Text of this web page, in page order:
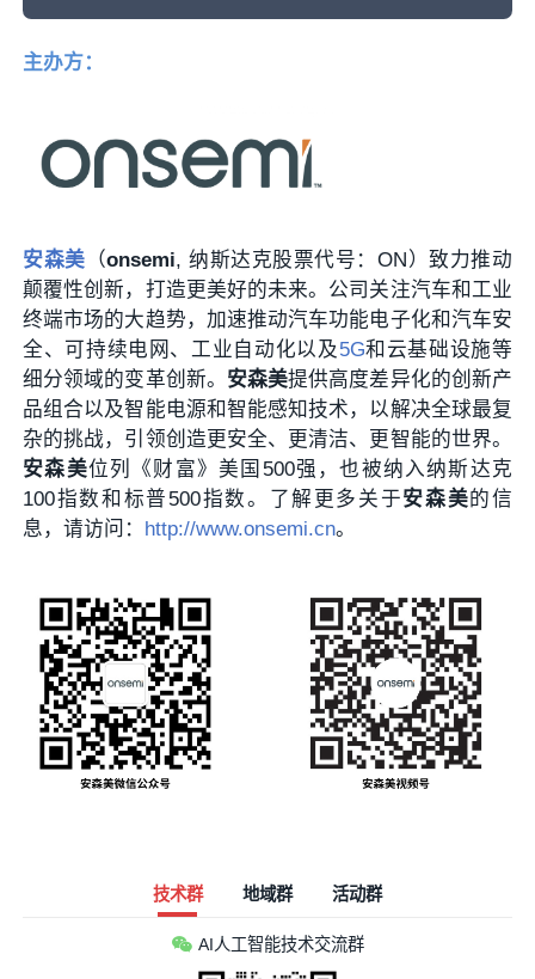
主办方：
安森美 （onsemi, 纳斯达克股票代号：ON）致力推动
颠覆性创新，打造更美好的未来。公司关注汽车和工业
终端市场的大趋势，加速推动汽车功能电子化和汽车安
全、可持续电网、工业自动化以及 5G和云基础设施等
细分领域的变革创新。 安森美提供高度差异化的创新产
品组合以及智能电源和智能感知技术，以解决全球最复
杂的挑战，引领创造更安全、更清洁、更智能的世界。
安森美位列《财富》美国500强，也被纳入纳斯达克
100指数和标普500指数。了解更多关于安森美的信
息，请访问： http://www.onsemi.cn。
技术群 地域群 活动群
AI人工智能技术交流群